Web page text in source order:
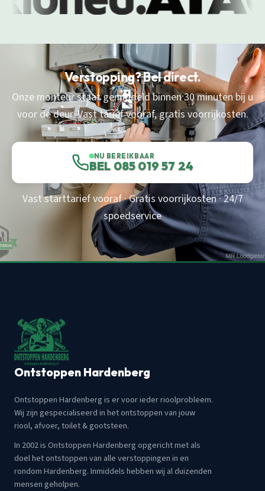
Verstopping? Bel direct.
Onze monteur staat gemiddeld binnen 30 minuten bij u
voor de deur. Vast tarief vooraf, gratis voorrijkosten.
NU BEREIKBAAR
BEL 085 019 57 24
Vast starttarief vooraf · Gratis voorrijkosten · 24/7
spoedservice
Ontstoppen Hardenberg
Ontstoppen Hardenberg is er voor ieder rioolprobleem.
Wij zijn gespecialiseerd in het ontstoppen van jouw
riool, afvoer, toilet & gootsteen.
In 2002 is Ontstoppen Hardenberg opgericht met als
doel het ontstoppen van alle verstoppingen in en
rondom Hardenberg. Inmiddels hebben wij al duizenden
mensen geholpen.